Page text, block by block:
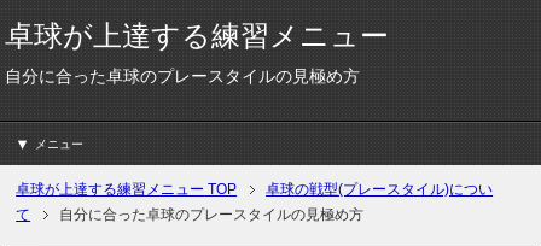
卓球が上達する練習メニュー
自分に合った卓球のプレースタイルの見極め方
メニュー
卓球が上達する練習メニュー TOP
卓球の戦型(プレースタイル)につい
て
自分に合った卓球のプレースタイルの見極め方